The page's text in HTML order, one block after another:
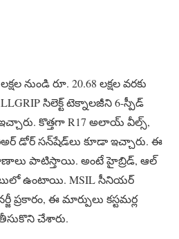
నుండి రూ. 20.68 లక్షల వరకు
సిలెక్ట్ టెక్నాలజీని 6-స్పీడ్
కొత్తగా R17 అలాయ్ వీల్స్,
డోర్ సన్‌షేడ్‌లు కూడా ఇచ్చారు. ఈ
పాటిస్తాయి. అంటే హైబ్రిడ్, ఆల్
ఉంటాయి. MSIL సీనియర్
ప్రకారం, ఈ మార్పులు కస్టమర్ల
చేశారు.